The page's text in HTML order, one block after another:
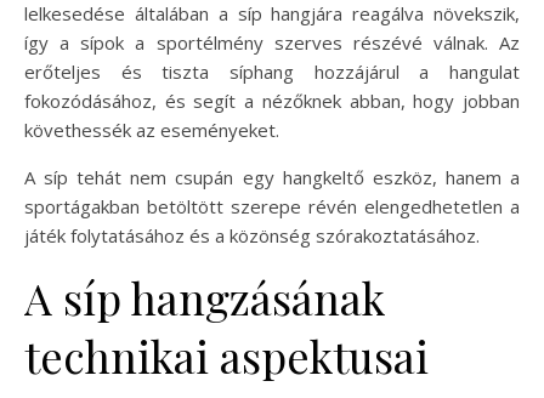
lelkesedése általában a síp hangjára reagálva növekszik,
így a sípok a sportélmény szerves részévé válnak. Az
erőteljes és tiszta síphang hozzájárul a hangulat
fokozódásához, és segít a nézőknek abban, hogy jobban
követhessék az eseményeket.
A síp tehát nem csupán egy hangkeltő eszköz, hanem a
sportágakban betöltött szerepe révén elengedhetetlen a
játék folytatásához és a közönség szórakoztatásához.
A síp hangzásának
technikai aspektusai